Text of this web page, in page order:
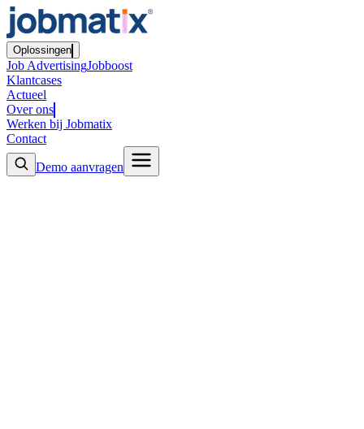
Oplossingen
Job AdvertisingJobboost
Klantcases
Actueel
Over ons
Werken bij Jobmatix
Contact
Demo aanvragen